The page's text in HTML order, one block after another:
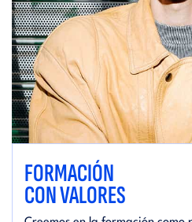
FORMACIÓN
CON VALORES